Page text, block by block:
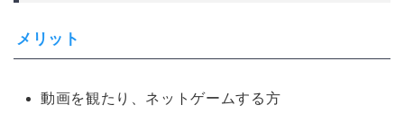
メリット
動画を観たり、ネットゲームする方